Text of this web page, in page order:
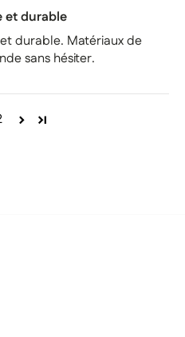
et durable
durable. Matériaux de
sans hésiter.